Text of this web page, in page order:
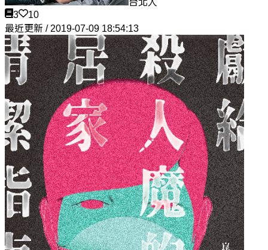
台北人
3
10
最近更新 / 2019-07-09 18:54:13